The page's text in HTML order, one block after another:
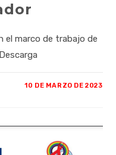
el marco de trabajo de
10 DE MARZO DE 2023